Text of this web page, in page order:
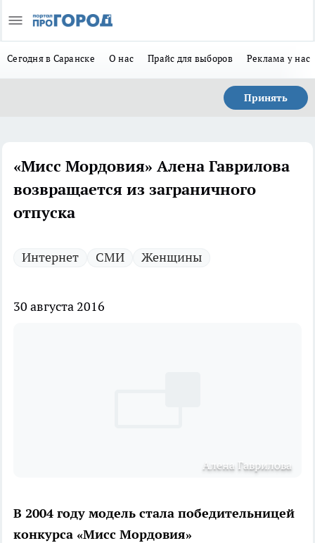
Сегодня в Саранске О нас Прайс для выборов Реклама у нас
Принять
«Мисс Мордовия» Алена Гаврилова
возвращается из заграничного
отпуска
Интернет СМИ Женщины
30 августа 2016
Алена Гаврилова
В 2004 году модель стала победительницей
конкурса «Мисс Мордовия»